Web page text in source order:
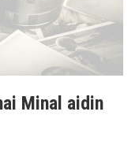
Minal aidin